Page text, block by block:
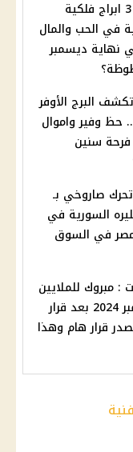
توقعات جمانة قبيسي : 3 ابراج فلكية
في الحب والمال
نهاية ديسمبر
البرج الأوفر
حظ وفير واموال
سنين
صاروخي بـ
السورية في
بكام مصر في السوق
: مبروك للملايين
بشأن مرتبات شهر ديسمبر 2024 بعد قرار
قرار هام وهذا